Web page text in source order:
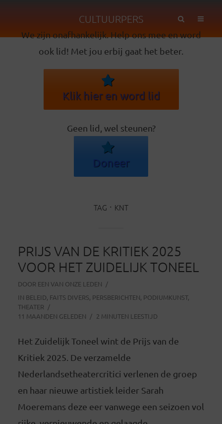
CULTUURPERS
We zijn onafhankelijk. Help ons mee en word
ook lid! Met jou erbij gaat het beter.
Klik hier en word lid
Geen lid, wel steunen?
Doneer
TAG KNT
PRIJS VAN DE KRITIEK 2025
VOOR HET ZUIDELIJK TONEEL
DOOR EEN VAN ONZE LEDEN
IN BELEID, FAITS DIVERS, PERSBERICHTEN, PODIUMKUNST,
THEATER
11 MAANDEN GELEDEN
2 MINUTEN LEESTIJD
Het Zuidelijk Toneel wint de Prijs van de
Kritiek 2025. De verzamelde
Nederlandsetheatercritici verlenen de groep
en haar nieuwe artistiek leider Sarah
Moeremans deze eer vanwege een seizoen vol